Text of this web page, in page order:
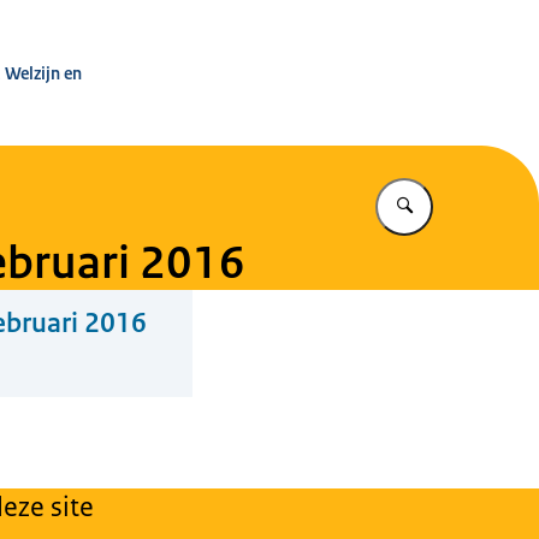
en
Vul in wat u
2016
2016
site